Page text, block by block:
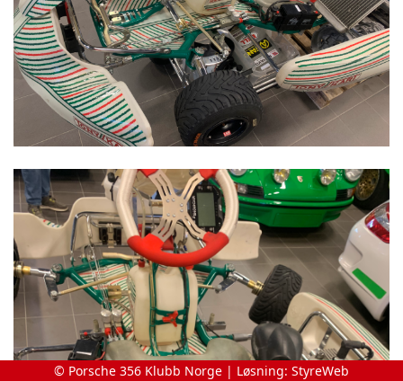
© Porsche 356 Klubb Norge | Løsning: StyreWeb